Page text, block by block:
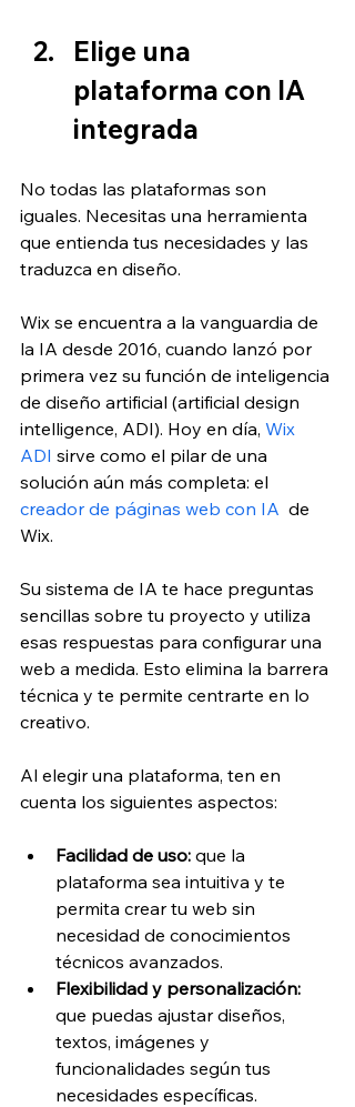
Elige una
plataforma con IA
integrada
No todas las plataformas son
iguales. Necesitas una herramienta
que entienda tus necesidades y las
traduzca en diseño.
Wix se encuentra a la vanguardia de
la IA desde 2016, cuando lanzó por
primera vez su función de inteligencia
de diseño artificial (artificial design
intelligence, ADI). Hoy en día, Wix
ADI sirve como el pilar de una
solución aún más completa: el
creador de páginas web con IA de
Wix.
Su sistema de IA te hace preguntas
sencillas sobre tu proyecto y utiliza
esas respuestas para configurar una
web a medida. Esto elimina la barrera
técnica y te permite centrarte en lo
creativo.
Al elegir una plataforma, ten en
cuenta los siguientes aspectos:
Facilidad de uso: que la
plataforma sea intuitiva y te
permita crear tu web sin
necesidad de conocimientos
técnicos avanzados.
Flexibilidad y personalización:
que puedas ajustar diseños,
textos, imágenes y
funcionalidades según tus
necesidades específicas.